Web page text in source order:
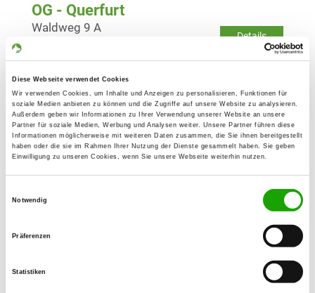
Diese Webseite verwendet Cookies
Wir verwenden Cookies, um Inhalte und Anzeigen zu personalisieren, Funktionen für
soziale Medien anbieten zu können und die Zugriffe auf unsere Website zu analysieren.
Außerdem geben wir Informationen zu Ihrer Verwendung unserer Website an unsere
Partner für soziale Medien, Werbung und Analysen weiter. Unsere Partner führen diese
Informationen möglicherweise mit weiteren Daten zusammen, die Sie ihnen bereitgestellt
haben oder die sie im Rahmen Ihrer Nutzung der Dienste gesammelt haben. Sie geben
Einwilligung zu unseren Cookies, wenn Sie unsere Webseite weiterhin nutzen.
Notwendig
Präferenzen
Statistiken
OG - Querfurt
Details
Waldweg 9 A
OG - Eisleben-Hüneburg
Details
Schlangenweg
06295 Lutherstadt Eisleben
Details
06268 Mücheln-Langeneichstädt
Details
Wiesenweg 4